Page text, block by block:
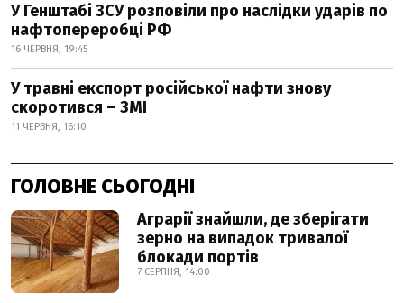
У Генштабі ЗСУ розповіли про наслідки ударів по
нафтопереробці РФ
16 ЧЕРВНЯ, 19:45
У травні експорт російської нафти знову
скоротився – ЗМІ
11 ЧЕРВНЯ, 16:10
ГОЛОВНЕ СЬОГОДНІ
Аграрії знайшли, де зберігати
зерно на випадок тривалої
блокади портів
7 СЕРПНЯ, 14:00